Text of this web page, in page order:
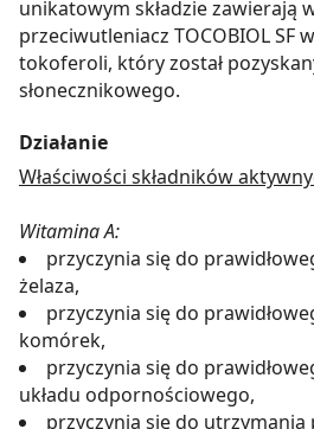
unikatowym składzie zawierają
przeciwutleniacz TOCOBIOL SF
tokoferoli, który został
słonecznikowego.
Działanie
Właściwości składników
Witamina A:
przyczynia się do
żelaza,
przyczynia się do
komórek,
przyczynia się do
układu odpornościowego,
przyczynia się do utrzymania